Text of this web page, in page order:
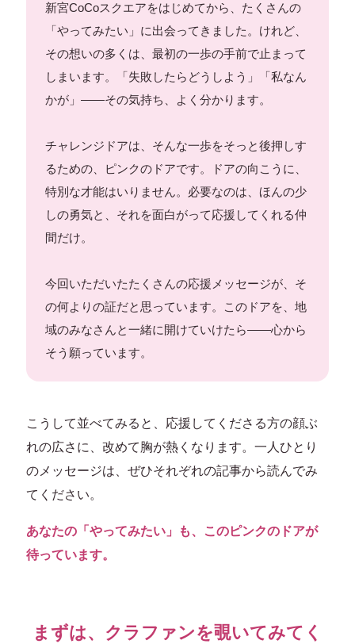
新宮CoCoスクエアをはじめてから、たくさんの
「やってみたい」に出会ってきました。けれど、
その想いの多くは、最初の一歩の手前で止まって
しまいます。「失敗したらどうしよう」「私なん
かが」——その気持ち、よく分かります。
チャレンジドアは、そんな一歩をそっと後押しす
るための、ピンクのドアです。ドアの向こうに、
特別な才能はいりません。必要なのは、ほんの少
しの勇気と、それを面白がって応援してくれる仲
間だけ。
今回いただいたたくさんの応援メッセージが、そ
の何よりの証だと思っています。このドアを、地
域のみなさんと一緒に開けていけたら——心から
そう願っています。
こうして並べてみると、応援してくださる方の顔ぶ
れの広さに、改めて胸が熱くなります。一人ひとり
のメッセージは、ぜひそれぞれの記事から読んでみ
てください。
あなたの「やってみたい」も、このピンクのドアが
待っています。
まずは、クラファンを覗いてみてく